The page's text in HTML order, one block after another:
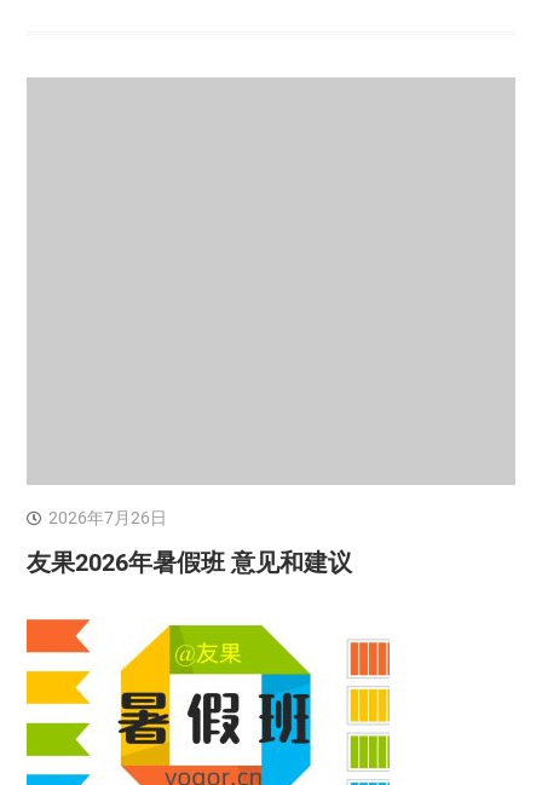
2026年7月26日
友果2026年暑假班 意见和建议